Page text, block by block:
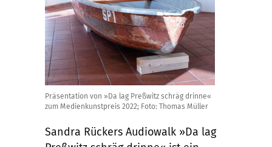
Präsentation von »Da lag Preßwitz schräg drinne«
zum Medienkunstpreis 2022; Foto: Thomas Müller
Sandra Rückers Audiowalk »Da lag